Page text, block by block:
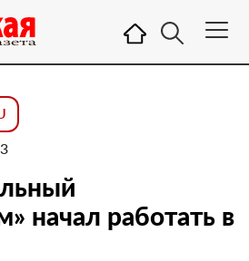
начал работать в